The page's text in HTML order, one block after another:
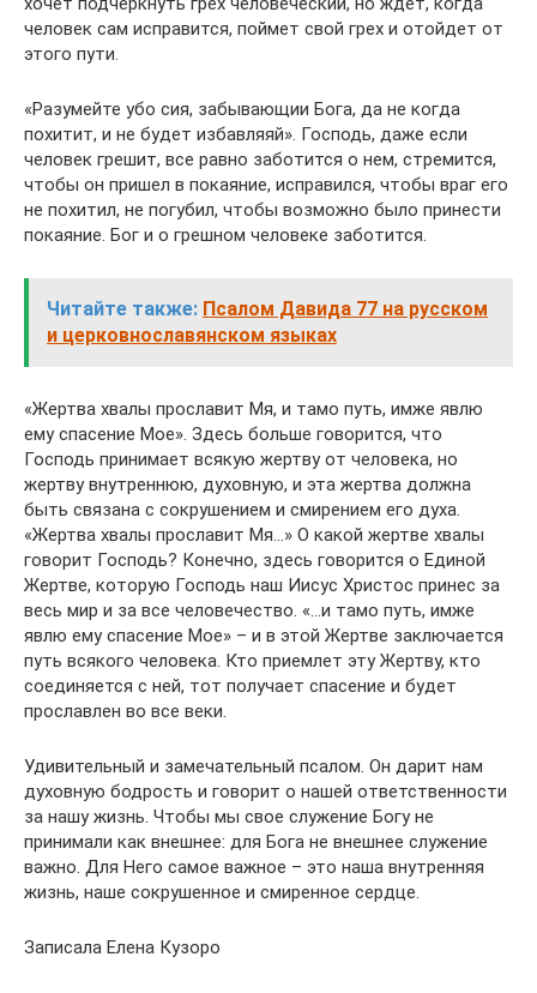
человек сам исправится, поймет свой грех и отойдет от
этого пути.
«Разумейте убо сия, забывающии Бога, да не когда
похитит, и не будет избавляяй». Господь, даже если
человек грешит, все равно заботится о нем, стремится,
чтобы он пришел в покаяние, исправился, чтобы враг его
не похитил, не погубил, чтобы возможно было принести
покаяние. Бог и о грешном человеке заботится.
Читайте также: Псалом Давида 77 на русском
и церковнославянском языках
«Жертва хвалы прославит Мя, и тамо путь, имже явлю
eму спасение Мое». Здесь больше говорится, что
Господь принимает всякую жертву от человека, но
жертву внутреннюю, духовную, и эта жертва должна
быть связана с сокрушением и смирением его духа.
«Жертва хвалы прославит Мя…» О какой жертве хвалы
говорит Господь? Конечно, здесь говорится о Единой
Жертве, которую Господь наш Иисус Христос принес за
весь мир и за все человечество. «…и тамо путь, имже
явлю eму спасение Мое» – и в этой Жертве заключается
путь всякого человека. Кто приемлет эту Жертву, кто
соединяется с ней, тот получает спасение и будет
прославлен во все веки.
Удивительный и замечательный псалом. Он дарит нам
духовную бодрость и говорит о нашей ответственности
за нашу жизнь. Чтобы мы свое служение Богу не
принимали как внешнее: для Бога не внешнее служение
важно. Для Него самое важное – это наша внутренняя
жизнь, наше сокрушенное и смиренное сердце.
Записала Елена Кузоро